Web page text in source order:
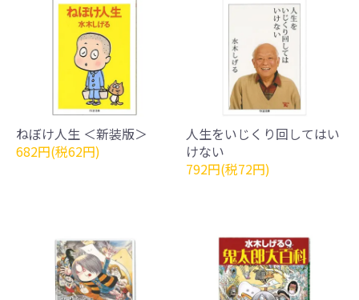
ねぼけ人生 ＜新装版＞
682円(税62円)
人生をいじくり回してはい
けない
792円(税72円)